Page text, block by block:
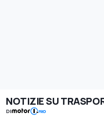
NOTIZIE SU
DI